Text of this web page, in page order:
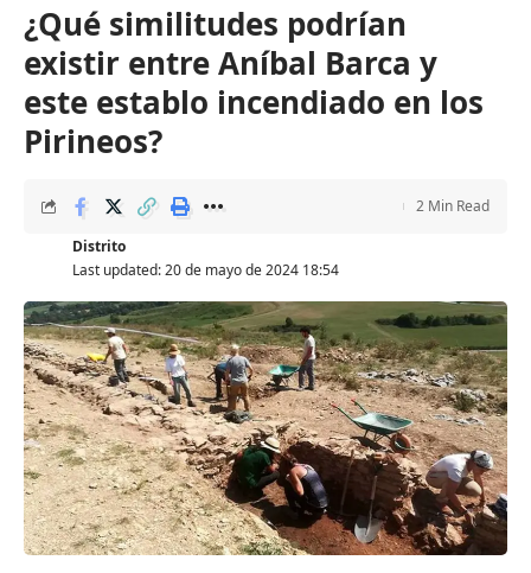
¿Qué similitudes podrían
existir entre Aníbal Barca y
este establo incendiado en los
Pirineos?
Last updated: 20 de mayo de 2024 18:54
Distrito
2 Min Read